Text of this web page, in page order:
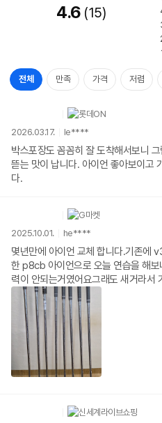
4.6 15
전체 만족 가격 저렴
2026.03.17. le****
박스포장도 꼼꼼히 잘 도착해서보니
뜯는 맛이 납니다. 아이언 좋아보이고
다.
2025.10.01. he****
몇년만에 아이언 교체 합니다.기존에
한 p8cb 아이언으로 오늘 연습을 해
력이 안되는거였어요그래도 새거라서